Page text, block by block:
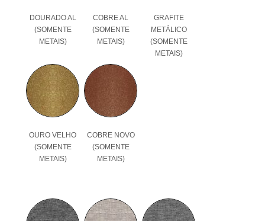
DOURADO AL
(SOMENTE
METAIS)
COBRE AL
(SOMENTE
METAIS)
GRAFITE
METÁLICO
(SOMENTE
METAIS)
OURO VELHO
(SOMENTE
METAIS)
COBRE NOVO
(SOMENTE
METAIS)